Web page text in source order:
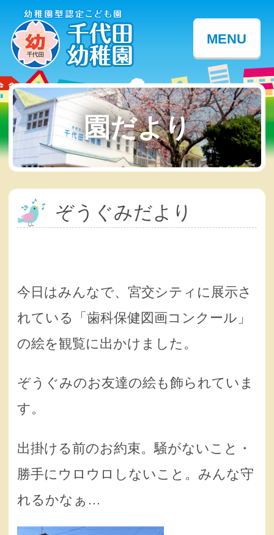
MENU
園だより
ぞうぐみだより
今日はみんなで、宮交シティに展示さ
れている「歯科保健図画コンクール」
の絵を観覧に出かけました。
ぞうぐみのお友達の絵も飾られていま
す。
出掛ける前のお約束。騒がないこと・
勝手にウロウロしないこと。みんな守
れるかなぁ…